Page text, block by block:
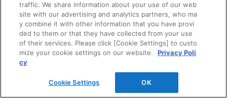
DAIKENホームページ内の情報を検索できます。 複数
語で検索を行う場合は、単語と単語の間をスペースで
区切ってください。
traffic. We share information about your use of our web
site with our advertising and analytics partners, who ma
y combine it with other information that you have provi
ded to them or that they have collected from your use
of their services. Please click [Cookie Settings] to custo
mize your cookie settings on our website.
Privacy Poli
cy
Cookie Settings OK